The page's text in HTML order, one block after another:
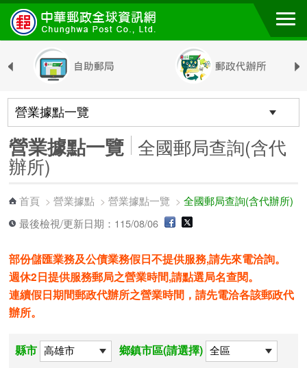
跳到主要內容區塊
營業據點一覽 全國郵局查詢(含代
辦所)
首頁 >營業據點 >營業據點一覽 >全國郵局查詢(含代辦所)
最後檢視/更新日期：115/08/06
部份儲匯業務及公債業務假日不提供服務,請先來電洽詢。
週休2日提供服務郵局之營業時間,請點選局名查閱。
連續假日期間郵政代辦所之營業時間，請先電洽各該郵政代
辦所。
縣市 鄉鎮市區(請選擇)